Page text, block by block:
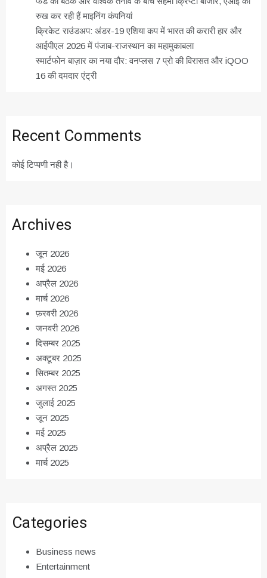
रुख कर रही हैं माइनिंग कंपनियां
क्रिकेट राउंडअप: अंडर-19 एशिया कप में भारत की करारी हार और
आईपीएल 2026 में पंजाब-राजस्थान का महामुकाबला
स्मार्टफोन बाज़ार का नया दौर: वनप्लस 7 प्रो की विरासत और iQOO
16 की दमदार एंट्री
Recent Comments
कोई टिप्पणी नही है।
Archives
जून 2026
मई 2026
अप्रैल 2026
मार्च 2026
फ़रवरी 2026
जनवरी 2026
दिसम्बर 2025
अक्टूबर 2025
सितम्बर 2025
अगस्त 2025
जुलाई 2025
जून 2025
मई 2025
अप्रैल 2025
मार्च 2025
Categories
Business news
Entertainment